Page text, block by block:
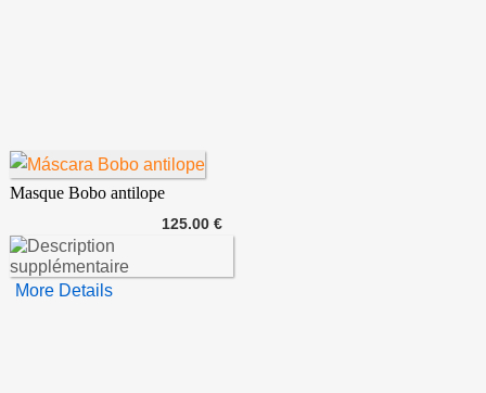
125.00 €
Masque Bobo antilope
More Details